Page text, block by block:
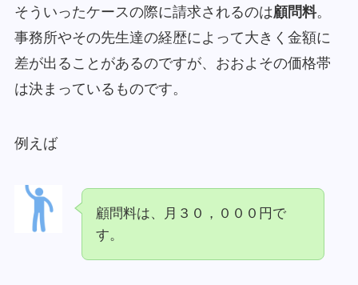
そういったケースの際に請求されるのは顧問料。
事務所やその先生達の経歴によって大きく金額に
差が出ることがあるのですが、おおよその価格帯
は決まっているものです。
例えば
顧問料は、月３０，０００円で
す。